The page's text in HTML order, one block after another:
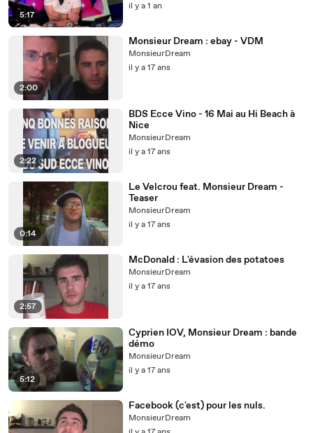
5:17
il y a 1 an
2:00
Monsieur Dream : ebay - VDM
MonsieurDream
il y a 17 ans
2:22
BDS Ecce Vino - 16 Mai au Hi Beach à
Nice
MonsieurDream
il y a 17 ans
0:14
Le Velcrou feat. Monsieur Dream -
Teaser
MonsieurDream
il y a 17 ans
2:57
McDonald : L'évasion des potatoes
MonsieurDream
il y a 17 ans
5:12
Cyprien IOV, Monsieur Dream : bande
démo
MonsieurDream
il y a 17 ans
Facebook (c'est) pour les nuls.
MonsieurDream